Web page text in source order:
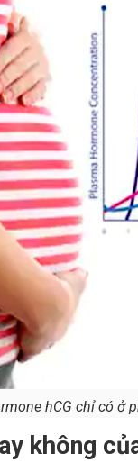
hCG chỉ có ở
không